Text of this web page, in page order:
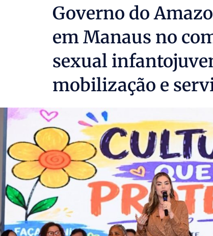
Governo do
em Manaus no
sexual
mobilização e